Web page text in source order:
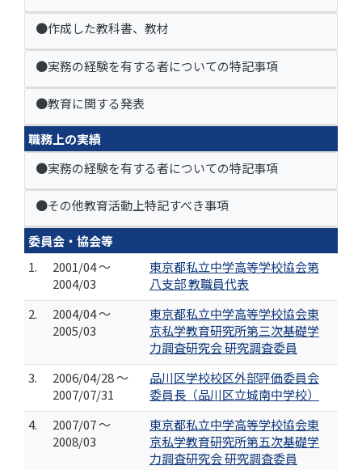
●作成した教科書、教材
●実務の経験を有する者についての特記事項
●教育に関する発表
職務上の実績
●実務の経験を有する者についての特記事項
●その他教育活動上特記すべき事項
委員会・協会等
1.
2001/04 ～
2004/03
東京都私立中学高等学校協会第
八支部 教職員代表
2.
2004/04 ～
2005/03
東京都私立中学高等学校協会東
京私学教育研究所第三次基礎学
力調査研究会 研究調査委員
3.
2006/04/28 ～
2007/07/31
品川区学校校区外部評価委員会
委員長（品川区立城南中学校）
4.
2007/07 ～
2008/03
東京都私立中学高等学校協会東
京私学教育研究所第五次基礎学
力調査研究会 研究調査委員